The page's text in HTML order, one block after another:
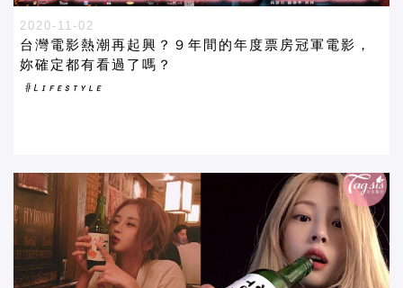
2020-11-02
台灣電影熱潮再起興？９年間的年度票房冠軍電影，
妳確定都有看過了嗎？